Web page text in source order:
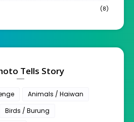
(8)
Tells Story
Animals / Haiwan
Birds / Burung